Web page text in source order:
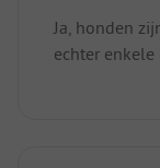
Ja, honden
echter enkele